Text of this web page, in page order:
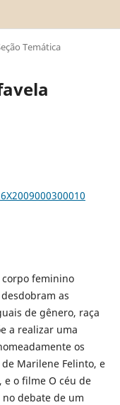
Temática
feminino
as
de gênero, raça
a realizar uma
os
Marilene Felinto, e
e o filme O céu de
debate de um